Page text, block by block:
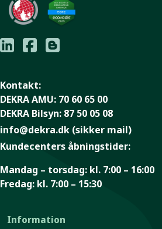
Kontakt:
DEKRA AMU: 70 60 65 00
DEKRA Bilsyn: 87 50 05 08
info@dekra.dk (sikker mail)
Kundecenters åbningstider:
Mandag – torsdag: kl. 7:00 – 16:00
Fredag: kl. 7:00 – 15:30
Information